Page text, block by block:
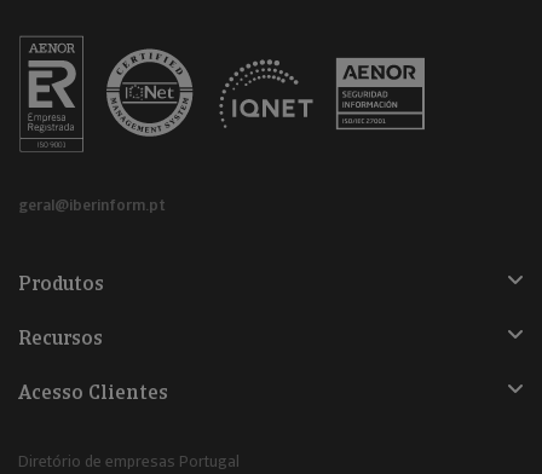
geral@iberinform.pt
Produtos
Recursos
Acesso Clientes
Diretório de empresas Portugal